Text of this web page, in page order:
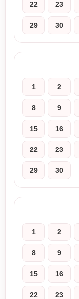
22 23
29 30
1 2
8 9
15 16
22 23
29 30
1 2
8 9
15 16
22 23